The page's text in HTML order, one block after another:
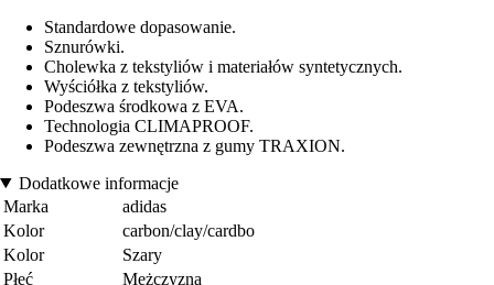
Standardowe dopasowanie.
Sznurówki.
Cholewka z tekstyliów i materiałów syntetycznych.
Wyściółka z tekstyliów.
Podeszwa środkowa z EVA.
Technologia CLIMAPROOF.
Podeszwa zewnętrzna z gumy TRAXION.
Dodatkowe informacje
Marka
adidas
Kolor
carbon/clay/cardbo
Kolor
Szary
Płeć
Mężczyzna